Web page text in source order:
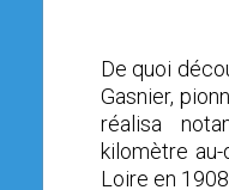
De quoi
Gasnier,
réalisa
kilomètre
Loire en 1908.